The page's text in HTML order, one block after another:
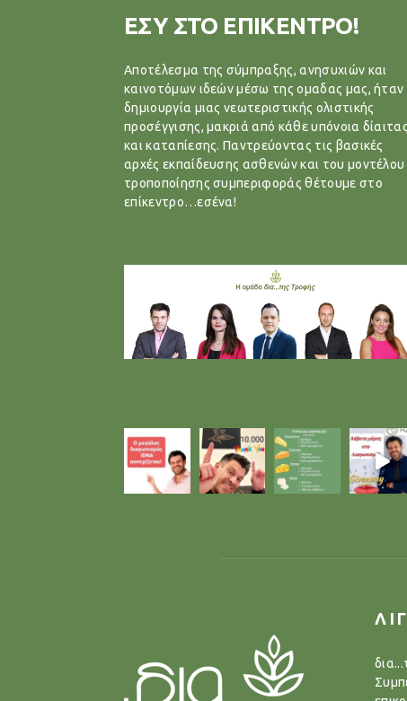
ΕΣΥ ΣΤΟ ΕΠΙΚΕΝΤΡΟ!
Αποτέλεσμα της σύμπραξης, ανησυχιών και
καινοτόμων ιδεών μέσω της ομαδας μας, ήταν
δημιουργία μιας νεωτεριστικής ολιστικής
προσέγγισης, μακριά από κάθε υπόνοια δίαιτας
και καταπίεσης. Παντρεύοντας τις βασικές
αρχές εκπαίδευσης ασθενών και του μοντέλου
τροποποίησης συμπεριφοράς θέτουμε στο
επίκεντρο…εσένα!